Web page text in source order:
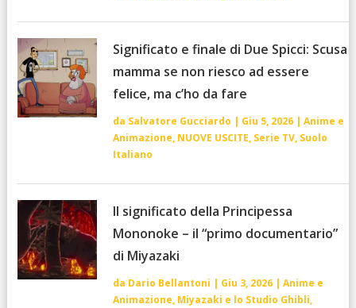
Significato e finale di Due Spicci: Scusa
mamma se non riesco ad essere
felice, ma c’ho da fare
da Salvatore Gucciardo | Giu 5, 2026| Anime e
Animazione, NUOVE USCITE, Serie TV, Suolo
Italiano
Il significato della Principessa
Mononoke – il “primo documentario”
di Miyazaki
da Dario Bellantoni | Giu 3, 2026| Anime e
Animazione, Miyazaki e lo Studio Ghibli,